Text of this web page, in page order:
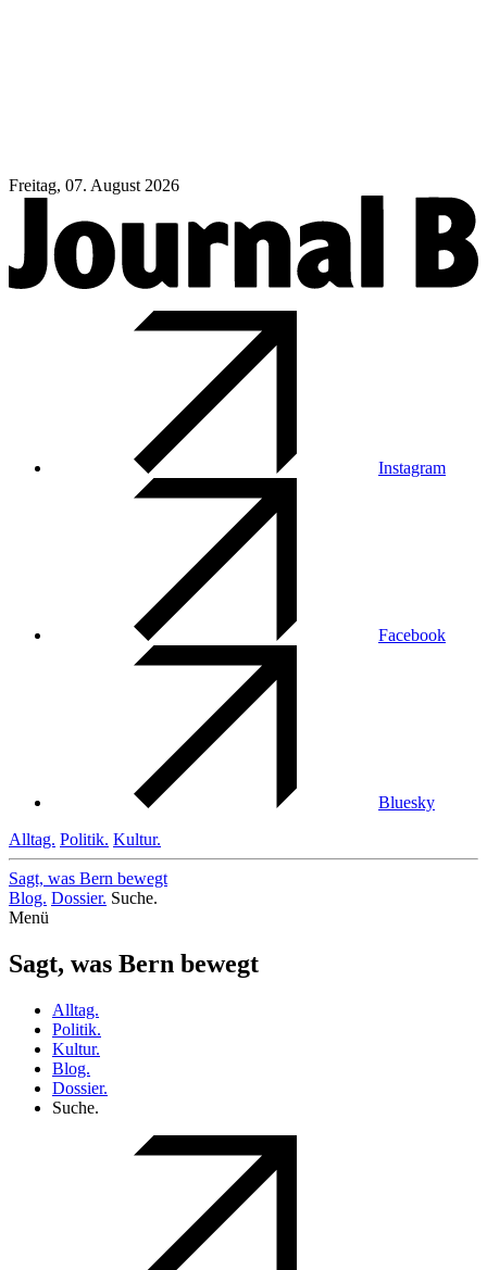
Freitag, 07. August 2026
Instagram
Facebook
Bluesky
Alltag. Politik. Kultur.
Sagt, was Bern bewegt
Blog. Dossier. Suche.
Menü
Sagt, was Bern bewegt
Alltag.
Politik.
Kultur.
Blog.
Dossier.
Suche.